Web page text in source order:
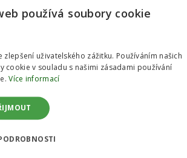
až 135 KW
-8 %
Výkon po
Spotřeba
používá soubory cookie
uživatelského zážitku. Používáním našich
cookie v souladu s našimi zásadami používání
Více informací